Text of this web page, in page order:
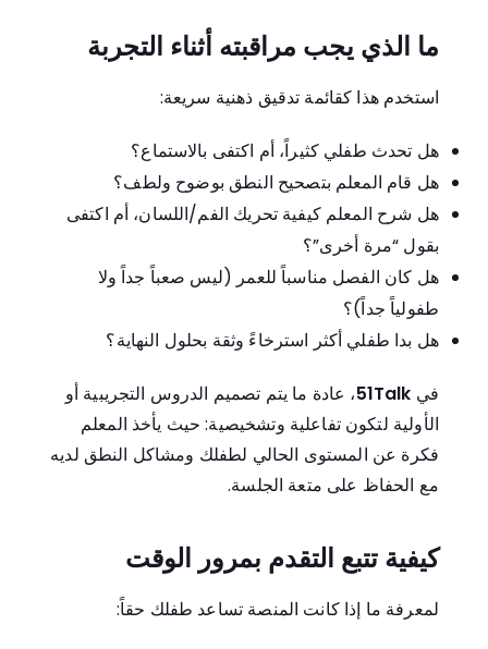
ما الذي يجب مراقبته أثناء التجربة
استخدم هذا كقائمة تدقيق ذهنية سريعة:
هل تحدث طفلي كثيراً، أم اكتفى بالاستماع؟
هل قام المعلم بتصحيح النطق بوضوح ولطف؟
هل شرح المعلم كيفية تحريك الفم/اللسان، أم اكتفى
بقول “مرة أخرى”؟
هل كان الفصل مناسباً للعمر (ليس صعباً جداً ولا
طفولياً جداً)؟
هل بدا طفلي أكثر استرخاءً وثقة بحلول النهاية؟
في 51Talk، عادة ما يتم تصميم الدروس التجريبية أو
الأولية لتكون تفاعلية وتشخيصية: حيث يأخذ المعلم
فكرة عن المستوى الحالي لطفلك ومشاكل النطق لديه
مع الحفاظ على متعة الجلسة.
كيفية تتبع التقدم بمرور الوقت
لمعرفة ما إذا كانت المنصة تساعد طفلك حقاً: